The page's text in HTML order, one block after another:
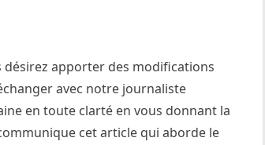
apporter des modifications
avec notre journaliste
en toute clarté en vous donnant la
cet article qui aborde le